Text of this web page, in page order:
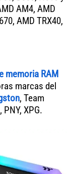
AM4, AMD
AMD TRX40,
memoria RAM
marcas del
, Team
XPG.